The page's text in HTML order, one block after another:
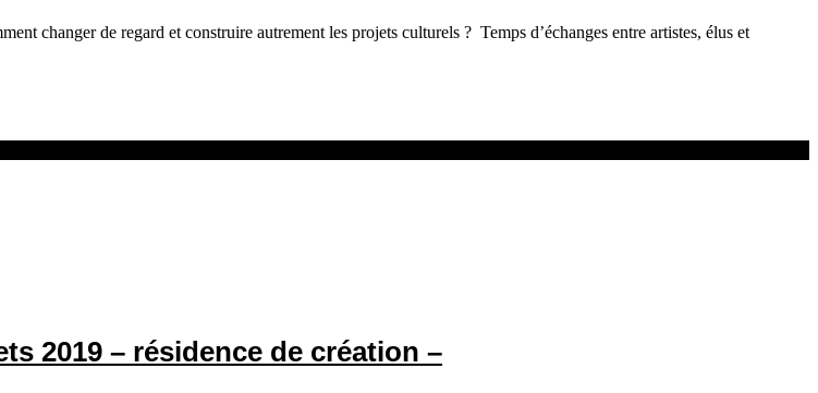
de regard et construire autrement les projets culturels ? Temps d’échanges entre artistes, élus et
2019 – résidence de création –